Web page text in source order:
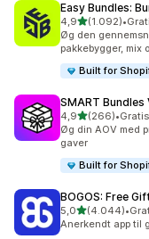
Easy Bundles:
4,9ud af 5 stjerner
(1.092)
1092 •
Øg den
pakkebygger, mix
Built for
SMART Bundles
4,9ud af 5 stjerner
(266)
266 anmeldelser i
•Gratis
Øg din AOV med
gaver
Built for
BOGOS: Free
5,0ud af 5 stjerner
(4.044)
4044 •
Anerkendt app til